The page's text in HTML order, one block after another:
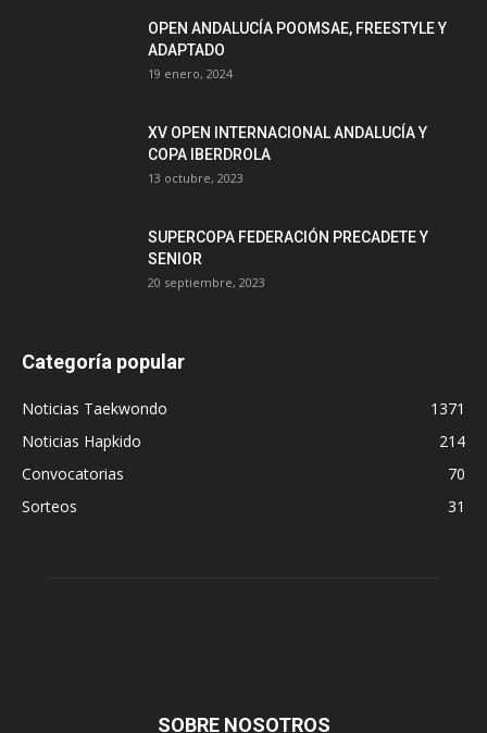
OPEN ANDALUCÍA POOMSAE, FREESTYLE Y
ADAPTADO
19 enero, 2024
XV OPEN INTERNACIONAL ANDALUCÍA Y
COPA IBERDROLA
13 octubre, 2023
SUPERCOPA FEDERACIÓN PRECADETE Y
SENIOR
20 septiembre, 2023
Categoría popular
Noticias Taekwondo
1371
Noticias Hapkido
214
Convocatorias
70
Sorteos
31
SOBRE NOSOTROS